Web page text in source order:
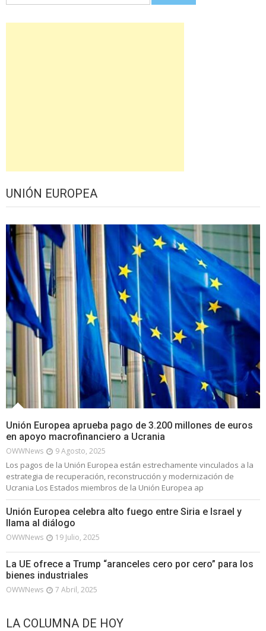
UNIÓN EUROPEA
Unión Europea aprueba pago de 3.200 millones de euros
en apoyo macrofinanciero a Ucrania
OWWNews 9 Agosto, 2025
Los pagos de la Unión Europea están estrechamente vinculados a la
estrategia de recuperación, reconstrucción y modernización de
Ucrania Los Estados miembros de la Unión Europea ap
Unión Europea celebra alto fuego entre Siria e Israel y
llama al diálogo
OWWNews 19 Julio, 2025
La UE ofrece a Trump “aranceles cero por cero” para los
bienes industriales
OWWNews 7 Abril, 2025
LA COLUMNA DE HOY